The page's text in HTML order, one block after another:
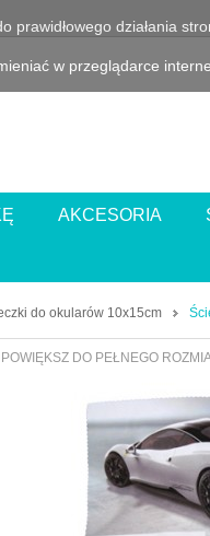
AKCESORIA
do okularów 10x15cm
POWIĘKSZ DO PEŁNEGO
prawidłowego działania
w przeglądarce